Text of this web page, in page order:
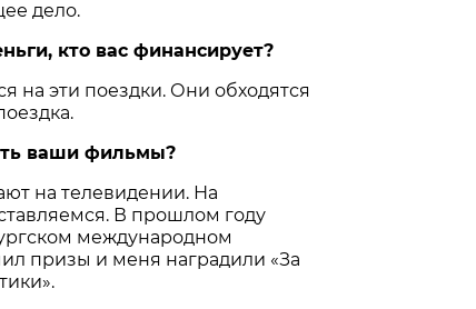
дело.
кто вас финансирует?
на эти поездки. Они обходятся
ваши фильмы?
на телевидении. На
В прошлом году
международном
призы и меня наградили «За